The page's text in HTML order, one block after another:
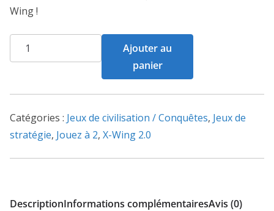
Wing !
quantité
de
Wing
Hérauts
l'éspoir
Ajouter au
panier
Catégories : Jeux de civilisation / Conquêtes, Jeux de
stratégie, Jouez à 2, X-Wing 2.0
DescriptionInformations complémentairesAvis (0)